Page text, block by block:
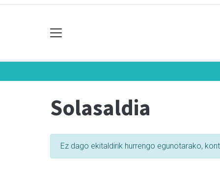
Solasaldia
Ez dago ekitaldirik hurrengo egunotarako,